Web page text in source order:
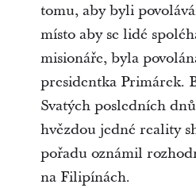
tomu, aby byli
místo aby se lidé
misionáře, byla
presidentka Primárek.
Svatých posledních
hvězdou jedné reality
pořadu oznámil
na Filipínách.